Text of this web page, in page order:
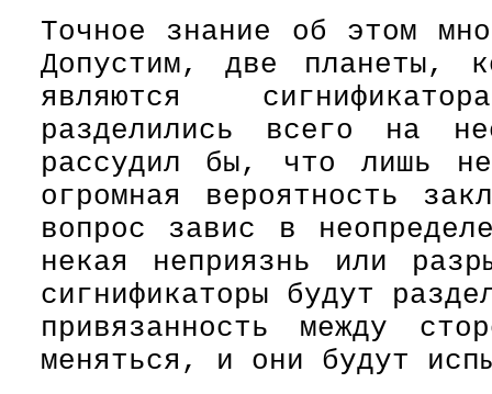
Точное знание об этом
Допустим, две планеты,
являются
разделились всего на
рассудил бы, что лишь
огромная вероятность
вопрос завис в
некая неприязнь или
сигнификаторы будут
привязанность между
меняться, и они будут